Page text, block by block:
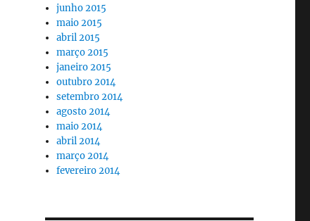
junho 2015
maio 2015
abril 2015
março 2015
janeiro 2015
outubro 2014
setembro 2014
agosto 2014
maio 2014
abril 2014
março 2014
fevereiro 2014